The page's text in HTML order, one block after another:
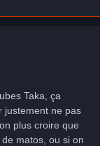
Taka, ça
justement ne pas
plus croire que
matos, ou si on